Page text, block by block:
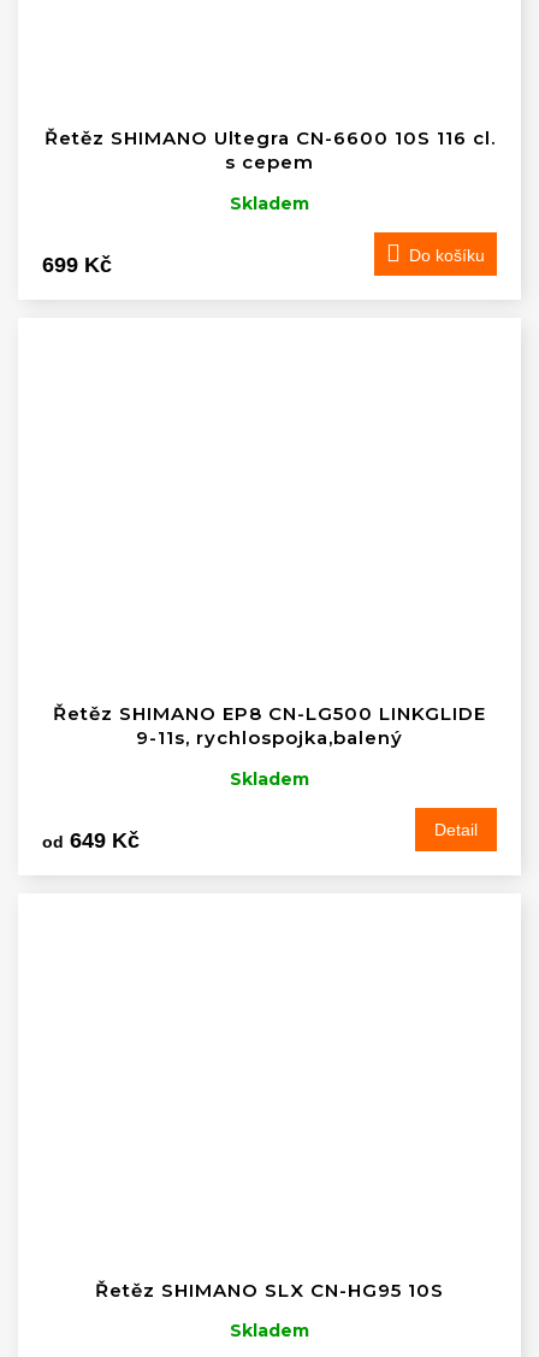
Řetěz SHIMANO Ultegra CN-6600 10S 116 cl.
s cepem
Skladem
699 Kč Do košíku
Řetěz SHIMANO EP8 CN-LG500 LINKGLIDE
9-11s, rychlospojka,balený
Skladem
od 649 Kč Detail
Řetěz SHIMANO SLX CN-HG95 10S
Skladem